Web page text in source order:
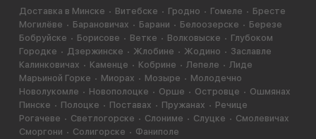
Доставка в Минске Витебске Гродно Гомеле
Бресте
Могилёве
Барановичах Барани Белоозерске
Березе
Бобруйске
Борисове Ветке Волковыске
Глубоком
Городке
Дзержинске Жлобине Жодино
Заславле
Калинковичах
Каменце Кобрине Лепеле
Лиде
Марьиной Горке
Миорах Мозыре
Молодечно
Новолукомле
Новополоцке Орше Островце
Ошмянах
Пинске
Полоцке Поставах Пружанах
Речице
Рогачеве
Светлогорске Слониме Слуцке
Смолевичах
Сморгони
Солигорске Фаниполе